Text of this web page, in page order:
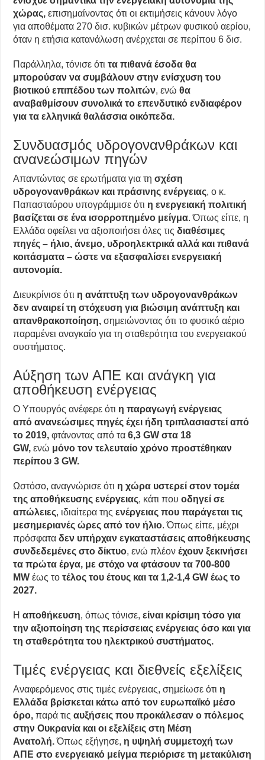
χώρας, επισημαίνοντας ότι οι εκτιμήσεις κάνουν λόγο
για αποθέματα 270 δισ. κυβικών μέτρων φυσικού αερίου,
όταν η ετήσια κατανάλωση ανέρχεται σε περίπου 6 δισ.
Παράλληλα, τόνισε ότιτα πιθανά έσοδα θα
μπορούσαν να συμβάλουν στην ενίσχυση του
βιοτικού επιπέδου των πολιτών, ενώθα
αναβαθμίσουν συνολικά το επενδυτικό ενδιαφέρον
για τα ελληνικά θαλάσσια οικόπεδα.
Συνδυασμός υδρογονανθράκων και
ανανεώσιμων πηγών
Απαντώντας σε ερωτήματα για τη σχέση
υδρογονανθράκων και πράσινης ενέργειας, ο κ.
Παπασταύρου υπογράμμισε ότι η ενεργειακή πολιτική
βασίζεται σε ένα ισορροπημένο μείγμα. Όπως είπε, η
Ελλάδα οφείλει να αξιοποιήσει όλες τιςδιαθέσιμες
πηγές – ήλιο, άνεμο, υδροηλεκτρικά αλλά και πιθανά
κοιτάσματα – ώστε να εξασφαλίσει ενεργειακή
αυτονομία.
Διευκρίνισε ότι η ανάπτυξη των υδρογονανθράκων
δεν αναιρεί τη στόχευση για βιώσιμη ανάπτυξη και
απανθρακοποίηση,σημειώνοντας ότι το φυσικό αέριο
παραμένει αναγκαίο για τη σταθερότητα του ενεργειακού
συστήματος.
Αύξηση των ΑΠΕ και ανάγκη για
αποθήκευση ενέργειας
Ο Υπουργός ανέφερε ότι η παραγωγή ενέργειας
από ανανεώσιμες πηγές έχει ήδη τριπλασιαστεί από
το 2019,φτάνοντας από τα6,3 GW στα 18
GW, ενώ μόνο τον τελευταίο χρόνο προστέθηκαν
περίπου 3 GW.
Ωστόσο, αναγνώρισε ότι η χώρα υστερεί στον τομέα
της αποθήκευσης ενέργειας, κάτι που οδηγεί σε
απώλειες, ιδιαίτερα τηςενέργειας που παράγεται τις
μεσημεριανές ώρες από τον ήλιο. Όπως είπε, μέχρι
πρόσφαταδεν υπήρχαν εγκαταστάσεις αποθήκευσης
συνδεδεμένες στο δίκτυο, ενώ πλέονέχουν ξεκινήσει
τα πρώτα έργα, με στόχο να φτάσουν τα 700-800
MW έως τοτέλος του έτους και τα 1,2-1,4 GW έως το
2027.
Ηαποθήκευση, όπως τόνισε, είναι κρίσιμη τόσο για
την αξιοποίηση της περίσσειας ενέργειας όσο και για
τη σταθερότητα του ηλεκτρικού συστήματος.
Τιμές ενέργειας και διεθνείς εξελίξεις
Αναφερόμενος στις τιμές ενέργειας, σημείωσε ότι η
Ελλάδα βρίσκεται κάτω από τον ευρωπαϊκό μέσο
όρο,παρά τιςαυξήσεις που προκάλεσαν ο πόλεμος
στην Ουκρανία και οι εξελίξεις στη Μέση
Ανατολή.Όπως εξήγησε, η υψηλή συμμετοχή των
ΑΠΕ στο ενεργειακό μείγμα περιόρισε τη μετακύλιση